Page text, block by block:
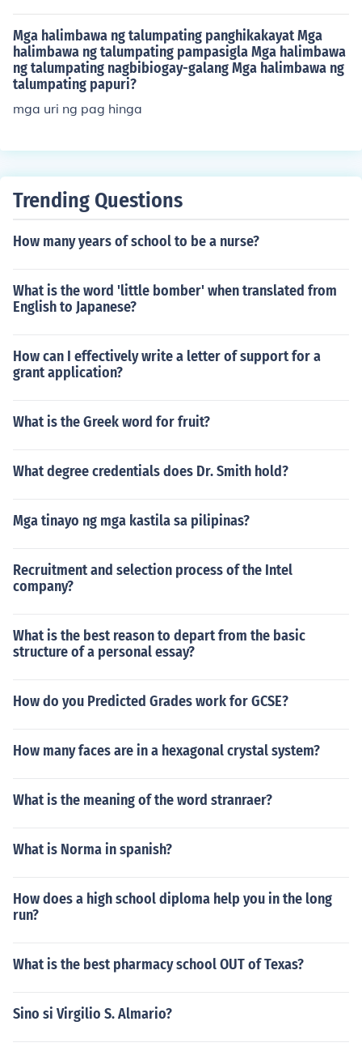
quot;Aba,&quot; o &quot;Hala,&quot; na nagpapakita n
g kasiyahan o pagkabigla.
gungusap na &quot;Ang aso ay tumahol,&quot; ang mg
a katinig ay &quot;n,&quot; &quot;g,&quot; &quot;s,&qu
ot; at &quot;t.&quot; Sa &quot;Bumili ako ng bagong lib
ro,&quot; ang mga katinig naman ay &quot;b,&quot; &q
uot;m,&quot; &quot;l,&quot; at &quot;n.&quot; Ang mga
katinig ay mahalaga sa pagbuo ng mga makabuluhang
Mga halimbawa ng talumpating panghikakayat Mga
halimbawa ng talumpating pampasigla Mga halimbawa
ng talumpating nagbibiogay-galang Mga halimbawa ng
talumpating papuri?
mga uri ng pag hinga
Trending Questions
How many years of school to be a nurse?
What is the word 'little bomber' when translated from
English to Japanese?
How can I effectively write a letter of support for a
grant application?
What is the Greek word for fruit?
What degree credentials does Dr. Smith hold?
Mga tinayo ng mga kastila sa pilipinas?
Recruitment and selection process of the Intel
company?
What is the best reason to depart from the basic
structure of a personal essay?
How do you Predicted Grades work for GCSE?
How many faces are in a hexagonal crystal system?
What is the meaning of the word stranraer?
What is Norma in spanish?
How does a high school diploma help you in the long
run?
What is the best pharmacy school OUT of Texas?
Sino si Virgilio S. Almario?